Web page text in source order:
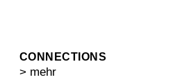
CONNECTIONS
> mehr